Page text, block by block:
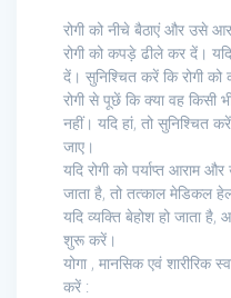
रोगी को नीचे बैठाएं और उसे
रोगी को कपड़े ढीले कर दें।
दें। सुनिश्चित करें कि रोगी को
रोगी से पूछें कि क्या वह किसी
नहीं। यदि हां, तो सुनिश्चित
जाए।
यदि रोगी को पर्याप्त आराम
जाता है, तो तत्काल मेडिकल
यदि व्यक्ति बेहोश हो जाता
शुरू करें।
योगा , मानसिक एवं शारीरिक
करें :